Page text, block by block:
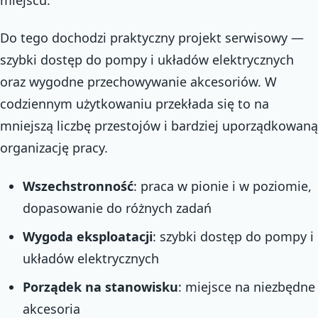
Do tego dochodzi praktyczny projekt serwisowy —
szybki dostęp do pompy i układów elektrycznych
oraz wygodne przechowywanie akcesoriów. W
codziennym użytkowaniu przekłada się to na
mniejszą liczbę przestojów i bardziej uporządkowaną
organizację pracy.
Wszechstronność: praca w pionie i w poziomie,
dopasowanie do różnych zadań
Wygoda eksploatacji: szybki dostęp do pompy i
układów elektrycznych
Porządek na stanowisku: miejsce na niezbędne
akcesoria